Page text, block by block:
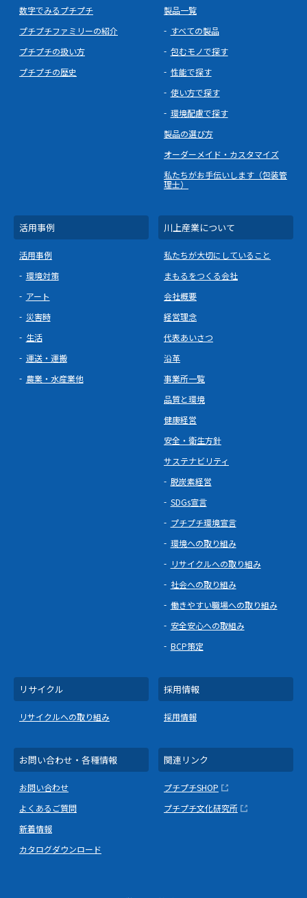
数字でみるプチプチ
プチプチファミリーの紹介
プチプチの扱い方
プチプチの歴史
製品一覧
すべての製品
包むモノで探す
性能で探す
使い方で探す
環境配慮で探す
製品の選び方
オーダーメイド・カスタマイズ
私たちがお手伝いします（包装管
理士）
活用事例
活用事例
環境対策
アート
災害時
生活
運送・運搬
農業・水産業他
川上産業について
私たちが大切にしていること
まもるをつくる会社
会社概要
経営理念
代表あいさつ
沿革
事業所一覧
品質と環境
健康経営
安全・衛生方針
サステナビリティ
脱炭素経営
SDGs宣言
プチプチ環境宣言
環境への取り組み
リサイクルへの取り組み
社会への取り組み
働きやすい職場への取り組み
安全安心への取組み
BCP策定
リサイクル
リサイクルへの取り組み
採用情報
採用情報
お問い合わせ・各種情報
お問い合わせ
よくあるご質問
新着情報
カタログダウンロード
関連リンク
プチプチSHOP
プチプチ文化研究所